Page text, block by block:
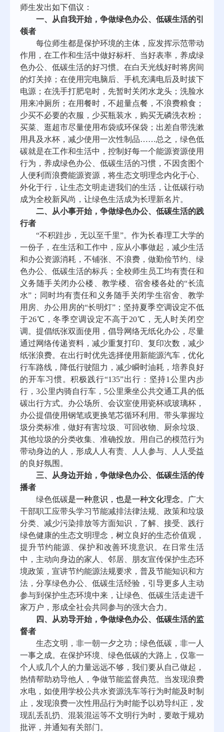
师生发出如下倡议：
一、从自我开始，争做绿色办公、低碳生活的引
领者
每位师生都是保护环境的主体，应发挥示范带动
作用，在工作和生活中做好标杆、当好表率，养成绿
色办公、低碳生活的好习惯。在白天光线好时将房间
的灯关掉；在使用完电脑后、手机充满电后及时拔下
电源；在洗手打肥皂时，先暂时关闭水龙头；洗脸水
用来冲厕所；在用餐时，不超量点餐，不浪费粮食；
少买不必要的衣服，少买瓶装水，购买无磷洗衣粉；
买菜、逛超市尽量使用布袋或环保袋；出差自带洗漱
用具及水杯，减少使用一次性制品……总之，绿色低
碳就是在工作和生活中，控制好每一个能源资源使用
行为，养成绿色办公、低碳生活的习惯，不因贪图个
人便利而浪费能源资源，将生态文明理念内化于心、
外化于行，让生态文明走进我们的生活，让低碳行动
成为全校新风尚，让绿色生活成为长理新名片。
二、从小事开始，争做绿色办公、低碳生活的践
行者
“不积跬步，无以至千里”。作为长春理工大学的
一份子，在生活和工作中，应从小事做起，减少生活
和办公资源消耗，不铺张、不浪费，做勤俭节约、绿
色办公、低碳生活的标兵；全校师生员工均有责任和
义务随手关闭办公楼、教学楼、宿舍楼各处的“长流
水”；同时均有责任和义务随手关闭学生宿舍、教学
用房、办公用房的“长明灯”；坚持夏季空调设定不低
于26℃，冬季空调设定不高于20℃，无人时关闭空
调。提倡纸张双面使用，倡导网络无纸化办公，尽量
通过网络传递资料，减少重复打印、复印次数，减少
纸张浪费。在出行时优先选择使用新能源汽车，优化
行车路线，降低行驶阻力，减少瞬时油耗，培养良好
的开车习惯。积极践行“135”出行：坚持1公里内步
行，3公里内骑自行车，5公里乘坐公共交通工具的低
碳出行方式。办公场所、会议室使用瓷杯或玻璃杯，
办公提倡使用钢笔或更换笔芯循环利用。带头掌握垃
圾分类标准，做好有害垃圾、可回收物、厨余垃圾、
其他垃圾的分类收集、准确投放。用自己的模范行为
带动身边的人，形成人人有责、人人参与、人人受益
的良好氛围。
三、从身边开始，争做绿色办公、低碳生活的传
播者
绿色低碳是一种意识，也是一种文化理念。
广大
干部职工应带头学习节能减排法律法规、政策和垃圾
分类、减少污染排放等方面知识，了解、接受、践行
绿色健康的生态文明理念，树立良好的生态价值观，
提升节约能源、保护和改善环境意识。在日常生活
中，主动向身边的家人、邻居、朋友宣传保护生态环
境政策，宣讲节约能源法规要求，普及节能知识和方
法，分享绿色办公、低碳生活经验，引导更多人主动
参与到保护生态环境中来，让绿色、低碳生活走进千
家万户，形成全社会共同参与的强大合力。
四、从劝导开始，争做绿色办公、低碳生活的监
督者
生态文明，非一朝一夕之功；绿色低碳，非一人
一事之成。在保护环境、绿色低碳的大路上，仅靠一
个人或几个人的力量远远不够，我们要从自己做起，
热情帮助劝导他人，争做节能监督典范。当发现浪费
水电，如使用学校公共水资源洗车等行为时能及时制
止，发现浪费一次性用品行为时能予以劝导纠正，发
现乱丢乱扔、混装混运等不文明行为时，要敢于规劝
批评，并通知有关部门。